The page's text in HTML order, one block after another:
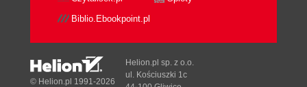
artefakty (186)
System operacyjny nie jest uruchamiany
Po instalacji nowej wersji sterownika
komputer odmawia posłuszeństwa (190)
Biblio.Ebookpoint.pl
© Helion.pl 1991-2026
Helion.pl sp. z o.o.
ul. Kościuszki 1c